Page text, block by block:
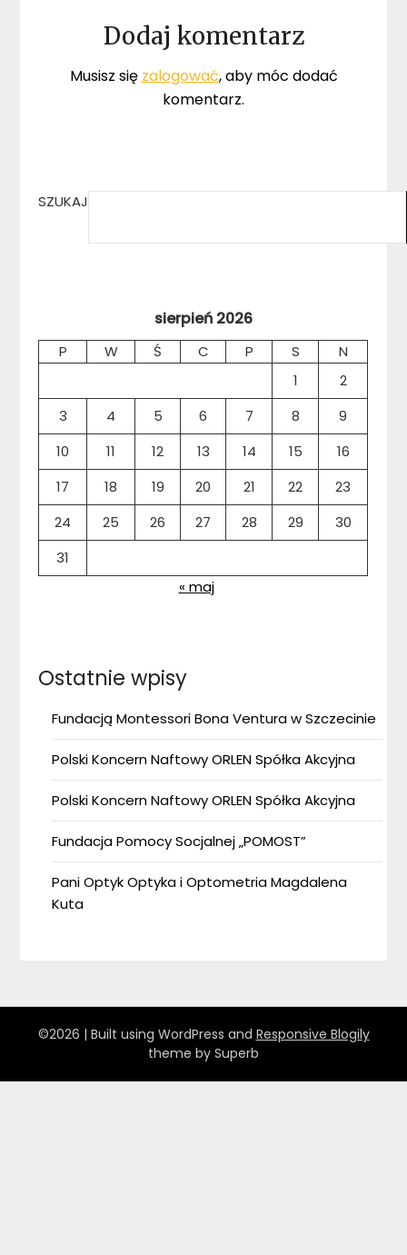
Dodaj komentarz
Musisz się zalogować, aby móc dodać
komentarz.
SZUKAJ
sierpień 2026
P W Ś C P S
N
1
2
3
4 5 6 7 8
9
10
11 12 13 14 15
16
17
18 19 20 21 22
23
24
25 26 27 28 29
30
31
« maj
Ostatnie wpisy
Fundacją Montessori Bona Ventura w Szczecinie
Polski Koncern Naftowy ORLEN Spółka Akcyjna
Polski Koncern Naftowy ORLEN Spółka Akcyjna
Fundacja Pomocy Socjalnej „POMOST”
Pani Optyk Optyka i Optometria Magdalena
Kuta
©2026 | Built using WordPress and Responsive Blogily
theme by Superb